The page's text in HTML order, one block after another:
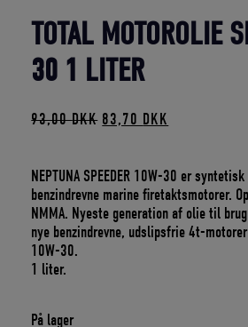
TOTAL MOTOROLIE
30 1 LITER
93,00DKK Den
var:
93,00 DKK.
83,70 DKK
er:
83,70 DKK.
NEPTUNA SPEEDER 10W-30 er
benzindrevne marine firetaktsmotorer.
NMMA. Nyeste generation af olie til
nye benzindrevne, udslipsfrie 4t-
10W-30.
1 liter.
På lager